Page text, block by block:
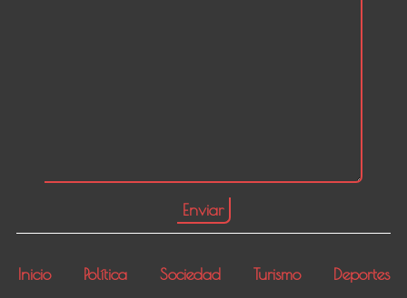
Inicio Política Sociedad Turismo
Deportes